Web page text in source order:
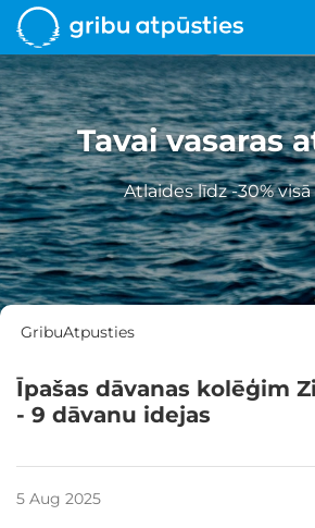
Tavai vasaras
Atlaides līdz -30%
GribuAtpusties
Īpašas dāvanas kolēģim
- 9 dāvanu idejas
5 Aug 2025